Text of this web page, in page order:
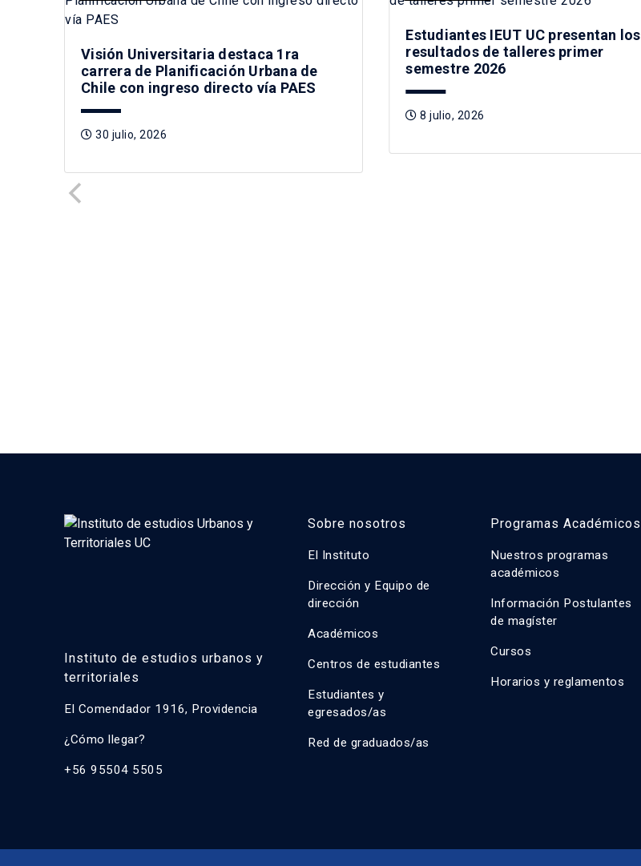
Visión Universitaria destaca 1ra
carrera de Planificación Urbana de
Chile con ingreso directo vía PAES
30 julio, 2026
Estudiantes IEUT UC presentan los
resultados de talleres primer
semestre 2026
8 julio, 2026
Instituto de estudios urbanos y
territoriales
El Comendador 1916, Providencia
¿Cómo llegar?
+56 95504 5505
Sobre nosotros
El Instituto
Dirección y Equipo de
dirección
Académicos
Centros de estudiantes
Estudiantes y
egresados/as
Red de graduados/as
Programas Académicos
Nuestros programas
académicos
Información Postulantes
de magíster
Cursos
Horarios y reglamentos